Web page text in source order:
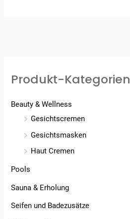
Produkt-Kategorien
Beauty & Wellness
Gesichtscremen
Gesichtsmasken
Haut Cremen
Pools
Sauna & Erholung
Seifen und Badezusätze